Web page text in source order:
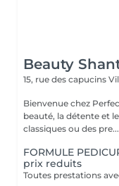
Beauty
15, rue des capucins
Bienvenue chez
beauté, la détente et le bien-être ! Que tu
classiques ou des pre...
FORMULE
prix reduits